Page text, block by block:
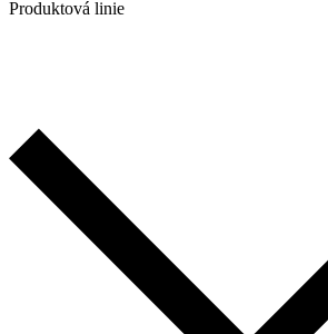
Produktová linie